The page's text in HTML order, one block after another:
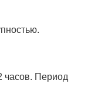
часов. Период